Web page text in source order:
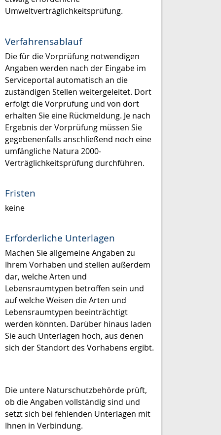
Umweltverträglichkeitsprüfung.
Verfahrensablauf
Die für die Vorprüfung notwendigen
Angaben werden nach der Eingabe im
Serviceportal automatisch an die
zuständigen Stellen weitergeleitet. Dort
erfolgt die Vorprüfung und von dort
erhalten Sie eine Rückmeldung. Je nach
Ergebnis der Vorprüfung müssen Sie
gegebenenfalls anschließend noch eine
umfängliche Natura 2000-
Verträglichkeitsprüfung durchführen.
Fristen
keine
Erforderliche Unterlagen
Machen Sie allgemeine Angaben zu
Ihrem Vorhaben und stellen außerdem
dar, welche Arten und
Lebensraumtypen betroffen sein und
auf welche Weisen die Arten und
Lebensraumtypen beeinträchtigt
werden könnten. Darüber hinaus laden
Sie auch Unterlagen hoch, aus denen
sich der Standort des Vorhabens ergibt.
Die untere Naturschutzbehörde prüft,
ob die Angaben vollständig sind und
setzt sich bei fehlenden Unterlagen mit
Ihnen in Verbindung.